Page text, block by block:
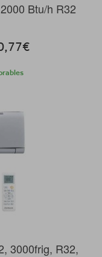
Btu/h R32
3000frig, R32,